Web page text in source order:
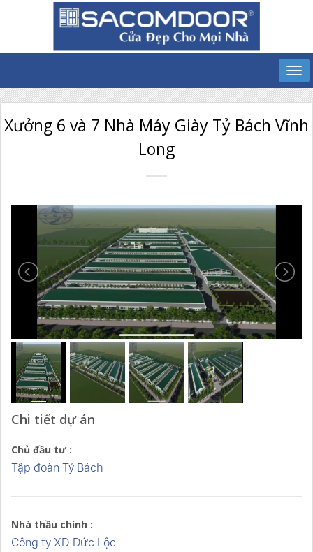
Xưởng 6 và 7 Nhà Máy Giày Tỷ Bách Vĩnh
Long
Chi tiết dự án
Chủ đầu tư :
Tập đoàn Tỷ Bách
Nhà thầu chính :
Công ty XD Đức Lộc